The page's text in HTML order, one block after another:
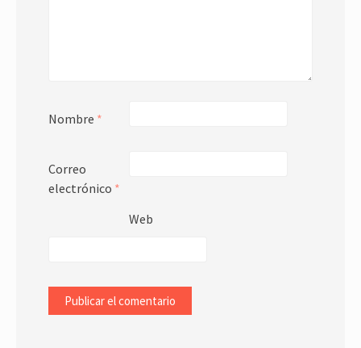
Nombre *
Correo
electrónico *
Web